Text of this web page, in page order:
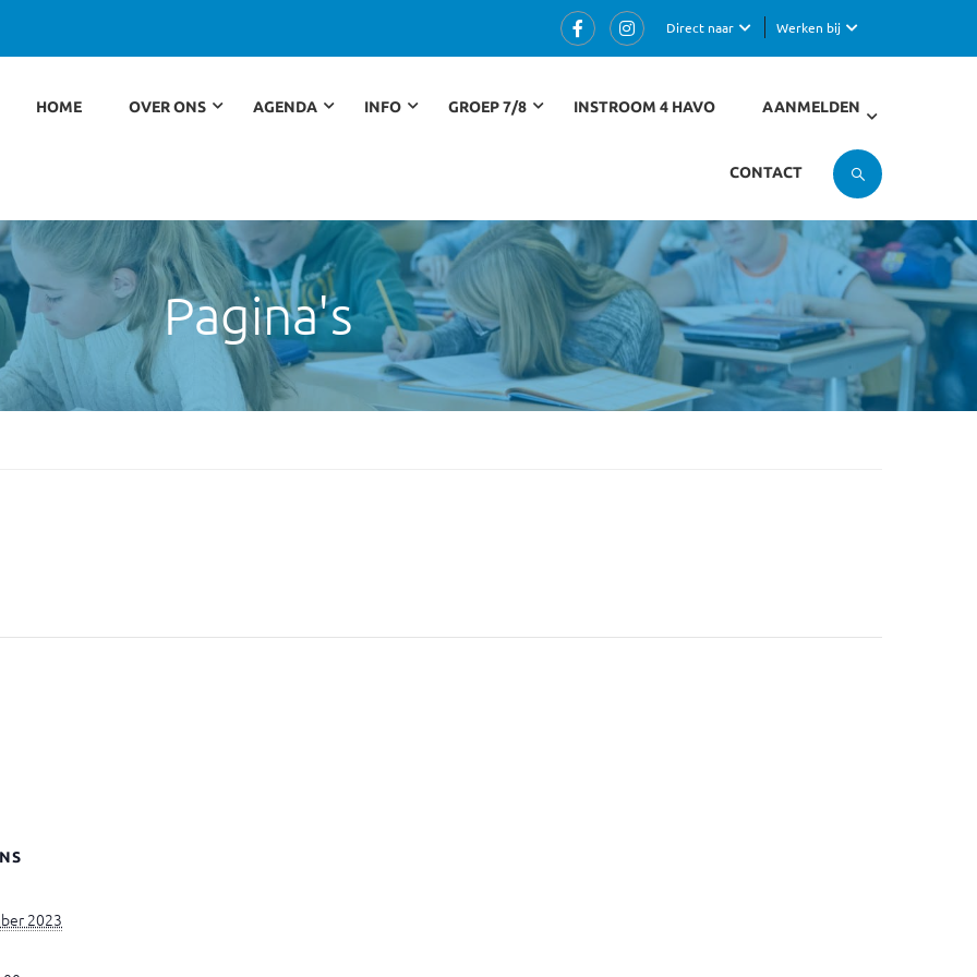
Werken bij
Direct naar
HOME OVER ONS AGENDA INFO GROEP 7/8 INSTROOM 4 HAVO AANMELDEN
CONTACT
Pagina's
2023